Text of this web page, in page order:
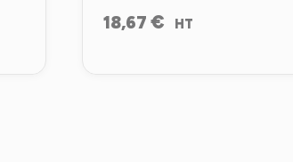
18,67 € HT